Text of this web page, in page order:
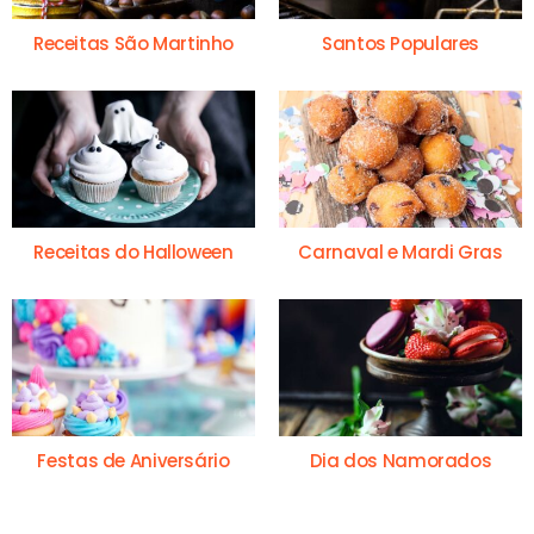
Receitas São Martinho Santos Populares
Receitas do Halloween Carnaval e Mardi Gras
Festas de Aniversário Dia dos Namorados